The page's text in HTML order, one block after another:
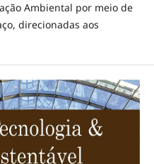
Ambiental por meio de
direcionadas aos